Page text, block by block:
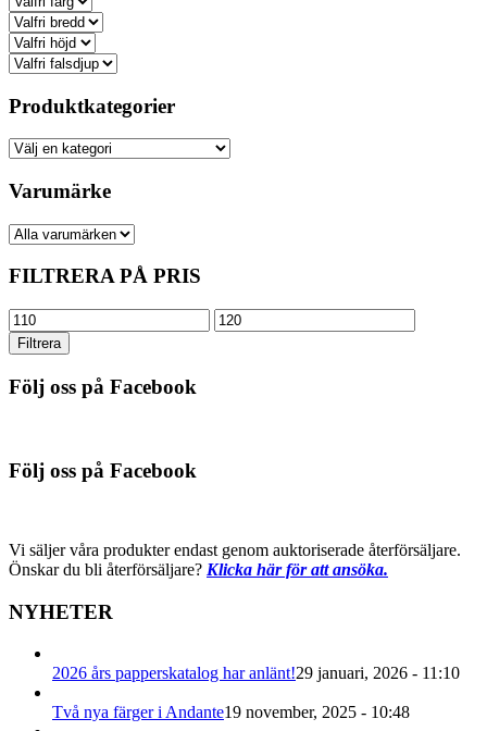
Produktkategorier
Varumärke
FILTRERA PÅ PRIS
Min
pris
Max
pris
Filtrera
Följ oss på Facebook
Följ oss på Facebook
Vi säljer våra produkter endast genom auktoriserade återförsäljare.
Önskar du bli återförsäljare? Klicka här för att ansöka.
NYHETER
2026 års papperskatalog har anlänt!29 januari, 2026 - 11:10
Två nya färger i Andante19 november, 2025 - 10:48